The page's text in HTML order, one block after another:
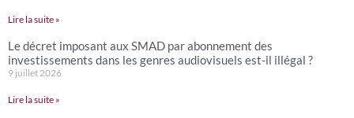
Lire la suite »
Le décret imposant aux SMAD par abonnement des
investissements dans les genres audiovisuels est-il illégal ?
9 juillet 2026
Lire la suite »